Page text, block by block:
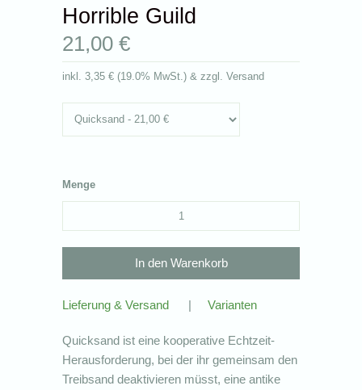
Horrible Guild
21,00 €
inkl.3,35 € (19.0% MwSt.) & zzgl. Versand
Menge
Lieferung & Versand | Varianten
Quicksand ist eine kooperative Echtzeit-
Herausforderung, bei der ihr gemeinsam den
Treibsand deaktivieren müsst, eine antike